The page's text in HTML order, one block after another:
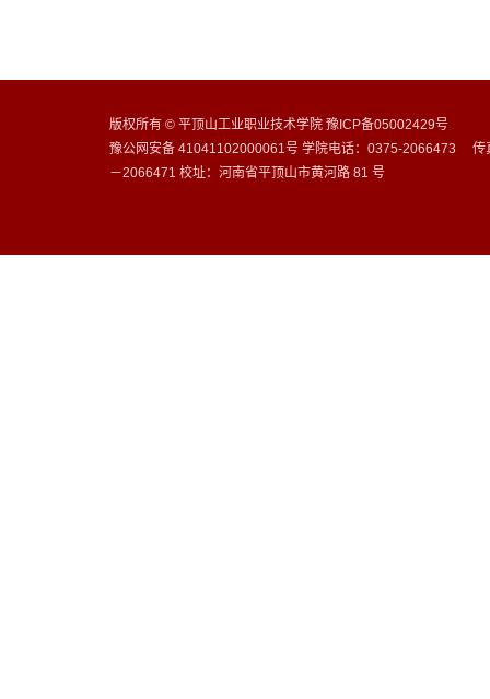
版权所有 © 平顶山工业职业技术学院 豫ICP备05002429号
豫公网安备 41041102000061号 学院电话：0375-2066473 传
－2066471 校址：河南省平顶山市黄河路 81 号